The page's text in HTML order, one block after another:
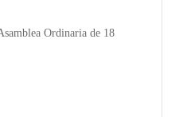
Ordinaria de 18